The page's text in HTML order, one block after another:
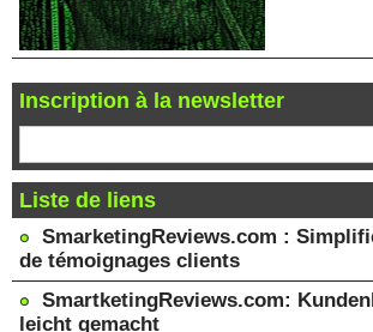
Inscription à la newsletter
Liste de liens
SmarketingReviews.com :
de témoignages clients
SmartketingReviews.com:
leicht gemacht